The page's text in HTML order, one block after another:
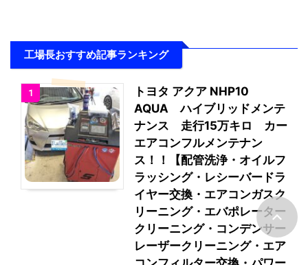
工場長おすすめ記事ランキング
1
トヨタ アクア NHP10
AQUA ハイブリッドメンテ
ナンス 走行15万キロ カー
エアコンフルメンテナン
ス！！【配管洗浄・オイルフ
ラッシング・レシーバードラ
イヤー交換・エアコンガスク
リーニング・エバポレーター
クリーニング・コンデンサー
レーザークリーニング・エア